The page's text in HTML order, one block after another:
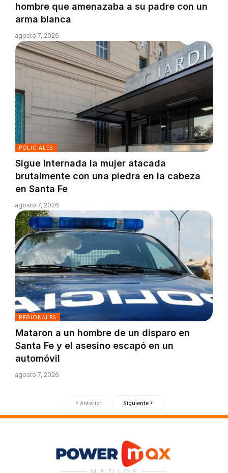
hombre que amenazaba a su padre con un
arma blanca
agosto 7, 2026
POLICIALES
Sigue internada la mujer atacada
brutalmente con una piedra en la cabeza
en Santa Fe
agosto 7, 2026
REGIONALES
Mataron a un hombre de un disparo en
Santa Fe y el asesino escapó en un
automóvil
agosto 7, 2026
Anterior Siguiente